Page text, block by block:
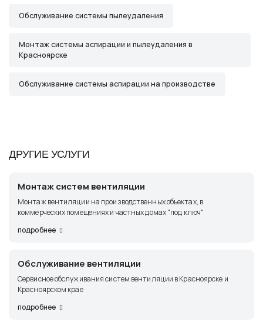
Обслуживание системы пылеудаления
Монтаж системы аспирации и пылеудаления в
Красноярске
Обслуживание системы аспирации на производстве
ДРУГИЕ УСЛУГИ
Монтаж систем вентиляции
Монтаж вентиляции на производственных объектах, в
коммерческих помещениях и частных домах "под ключ"
подробнее
Обслуживание вентиляции
Сервисное обслуживания систем вентиляции в Красноярске и
Красноярском крае
подробнее